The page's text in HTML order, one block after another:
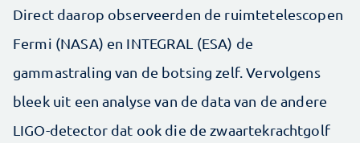
Direct daarop observeerden de ruimtetelescopen
Fermi (NASA) en INTEGRAL (ESA) de
gammastraling van de botsing zelf. Vervolgens
bleek uit een analyse van de data van de andere
LIGO-detector dat ook die de zwaartekrachtgolf